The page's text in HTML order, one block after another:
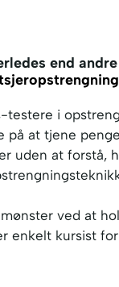
end andre
testere i
på at tjene
uden at forstå,
ved at
enkelt kursist